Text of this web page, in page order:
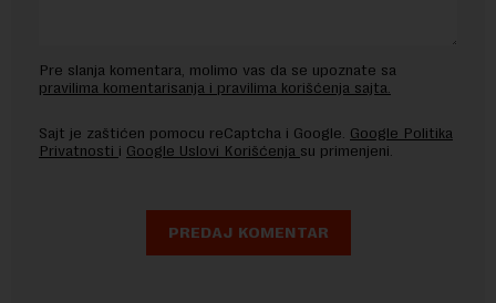
Pre slanja komentara, molimo vas da se upoznate sa
pravilima komentarisanja i pravilima korišćenja sajta.
Sajt je zaštićen pomocu reCaptcha i Google. Google Politika
Privatnosti i Google Uslovi Korišćenja su primenjeni.